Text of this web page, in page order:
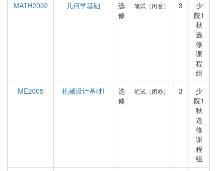
MATH2002
几何学基础
选
修
笔试（闭卷） 3
少
院1
秋
选
修
课
程
组
ME2005
机械设计基础I
选
修
笔试（闭卷） 3
少
院1
秋
选
修
课
程
组